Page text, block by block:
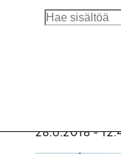
Search
Työttömien
28.6.2018 -